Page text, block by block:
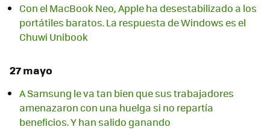
Con el MacBook Neo, Apple ha desestabilizado a los
portátiles baratos. La respuesta de Windows es el
Chuwi Unibook
27 mayo
A Samsung le va tan bien que sus trabajadores
amenazaron con una huelga si no repartía
beneficios. Y han salido ganando